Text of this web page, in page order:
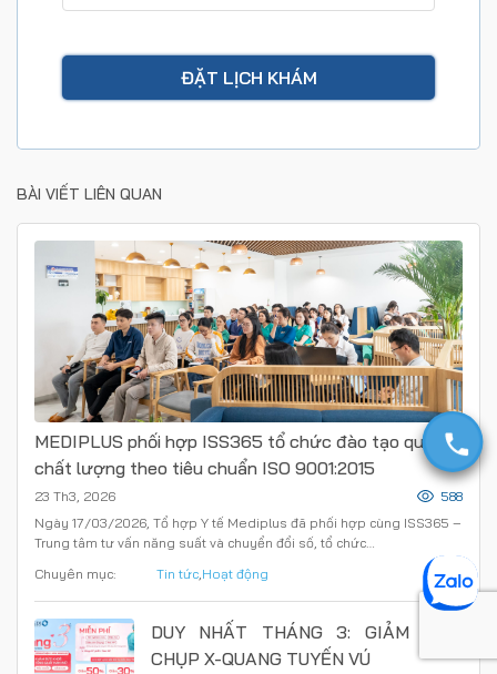
BÀI VIẾT LIÊN QUAN
MEDIPLUS phối hợp ISS365 tổ chức đào tạo quản lý
chất lượng theo tiêu chuẩn ISO 9001:2015
Ngày 17/03/2026, Tổ hợp Y tế Mediplus đã phối hợp cùng ISS365 –
Trung tâm tư vấn năng suất và chuyển đổi số, tổ chức…
23 Th3, 2026 588
Chuyên mục: Tin tức,Hoạt động
DUY NHẤT THÁNG 3: GIẢM 50%
CHỤP X-QUANG TUYẾN VÚ